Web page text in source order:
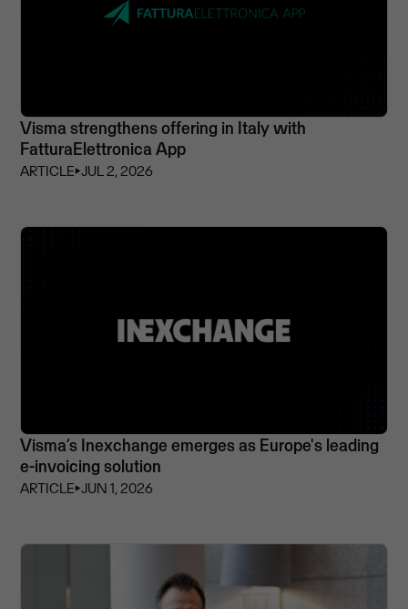
Visma strengthens offering in Italy with
FatturaElettronica App
ARTICLE⏵JUL 2, 2026
Visma’s Inexchange emerges as Europe's leading
e-invoicing solution
ARTICLE⏵JUN 1, 2026